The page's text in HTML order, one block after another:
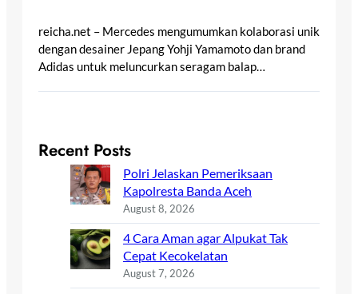
reicha.net – Mercedes mengumumkan kolaborasi unik
dengan desainer Jepang Yohji Yamamoto dan brand
Adidas untuk meluncurkan seragam balap…
Recent Posts
Polri Jelaskan Pemeriksaan
Kapolresta Banda Aceh
August 8, 2026
4 Cara Aman agar Alpukat Tak
Cepat Kecokelatan
August 7, 2026